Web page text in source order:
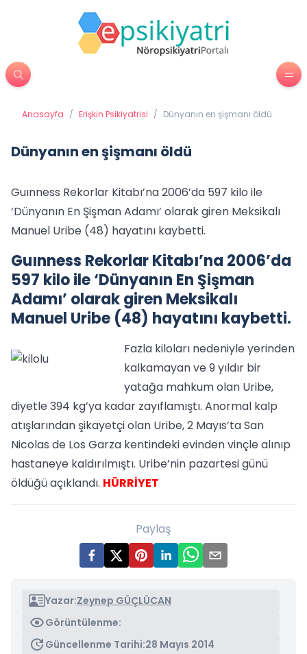
Anasayfa / Erişkin Psikiyatrisi / Dünyanın en şişmanı öldü
Dünyanın en şişmanı öldü
Guınness Rekorlar Kitabı’na 2006’da 597 kilo ile
‘Dünyanın En Şişman Adamı’ olarak giren Meksikalı
Manuel Uribe (48) hayatını kaybetti.
Guınness Rekorlar Kitabı’na 2006’da
597 kilo ile ‘Dünyanın En Şişman
Adamı’ olarak giren Meksikalı
Manuel Uribe (48) hayatını kaybetti.
Fazla kiloları nedeniyle yerinden
kalkamayan ve 9 yıldır bir
yatağa mahkum olan Uribe,
diyetle 394 kg’ya kadar zayıflamıştı. Anormal kalp
atışlarından şikayetçi olan Uribe, 2 Mayıs’ta San
Nicolas de Los Garza kentindeki evinden vinçle alınıp
hastaneye kaldırılmıştı. Uribe’nin pazartesi günü
öldüğü açıklandı. HÜRRİYET
Paylaş
Yazar:Zeynep GÜÇLÜCAN
Görüntülenme:
Güncellenme Tarihi:28 Mayıs 2014